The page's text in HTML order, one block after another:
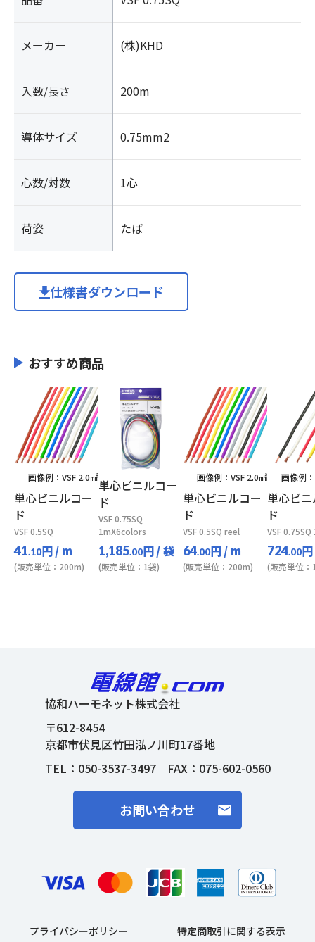
メーカー (株)KHD
入数/長さ 200m
導体サイズ 0.75mm2
心数/対数 1心
荷姿 たば
仕様書ダウンロード
おすすめ商品
画像例：VSF 2.0㎟
単心ビニルコー
ド
VSF 0.5SQ
41.10円/ m
(販売単位：200m)
単心ビニルコー
ド
VSF 0.75SQ
1mX6colors
1,185.00円/ 袋
(販売単位：1袋)
画像例：VSF 2.0㎟
単心ビニルコー
ド
VSF 0.5SQ reel
64.00円/ m
(販売単位：200m)
画像例
単心ビ
ド
VSF
724.00円
(販売単位：
協和ハーモネット株式会社
〒612-8454
京都市伏見区竹田泓ノ川町17番地
TEL： 050-3537-3497FAX：075-602-0560
お問い合わせ
プライバシーポリシー 特定商取引に関する表示